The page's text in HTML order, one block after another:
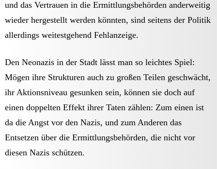
und das Vertrauen in die Ermittlungsbehörden anderweitig
wieder hergestellt werden könnten, sind seitens der Politik
allerdings weitestgehend Fehlanzeige.
Den Neonazis in der Stadt lässt man so leichtes Spiel:
Mögen ihre Strukturen auch zu großen Teilen geschwächt,
ihr Aktionsniveau gesunken sein, können sie doch auf
einen doppelten Effekt ihrer Taten zählen: Zum einen ist
da die Angst vor den Nazis, und zum Anderen das
Entsetzen über die Ermittlungsbehörden, die nicht vor
diesen Nazis schützen.